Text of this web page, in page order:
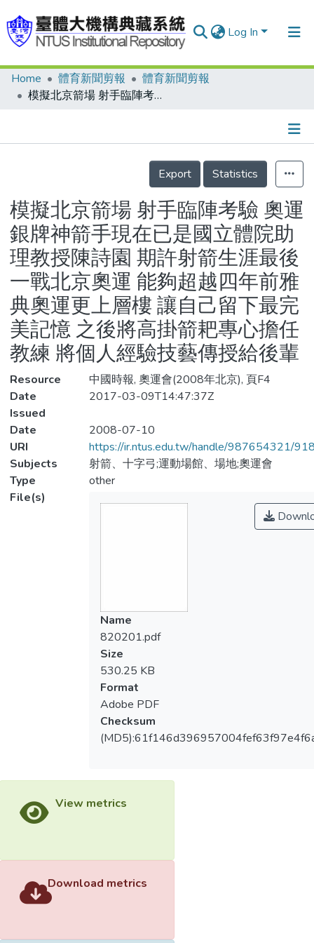
Log In
Communities & Collections
Statistics
Home 體育新聞剪報
體育新聞剪報
模擬北京箭場 射手臨陣考驗 奧運銀牌神箭手現在已是國立體院助理教授陳詩園 期許射箭生涯最後一戰北京奧運 能夠超越四年前雅典奧運更上層樓 讓自己留下最完美記憶 之後將高掛箭耙專心擔任教練 將個人經驗技藝傳授給後輩
Details
Export
Statistics
模擬北京箭場 射手臨陣考驗 奧運
銀牌神箭手現在已是國立體院助
理教授陳詩園 期許射箭生涯最後
一戰北京奧運 能夠超越四年前雅
典奧運更上層樓 讓自己留下最完
美記憶 之後將高掛箭耙專心擔任
教練 將個人經驗技藝傳授給後輩
Resource
中國時報, 奧運會(2008年北京), 頁F4
Date
Issued
2017-03-09T14:47:37Z
Date
2008-07-10
URI
https://ir.ntus.edu.tw/handle/987654321/
Subjects
射箭、十字弓;運動場館、場地;奧運會
Type
other
File(s)
Name
820201.pdf
Size
530.25 KB
Format
Adobe PDF
Checksum
View metrics
Download metrics